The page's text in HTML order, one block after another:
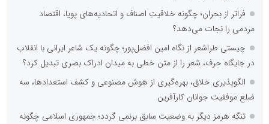
فراتر از بحران؛ چگونه خلاقیتِ اصناف و اتحادیه‌های پویا، اقتصاد
مردمی را نجات می‌دهد؟
چیستی طراشعر از نگاه امین افضل‌پور؛ چگونه یک شاعر ایرانی با انقلاب
در جایگاه حرف، شعر را از متن خطی به میدان ادراک بصری تبدیل کرد؟
الگوپذیری خلاق، بهره‌گیری از هوش مصنوعی و کشف استعدادها، سه
ضلع موفقیت جوانان کارآفرین
تنگه هرمز دیگر به وضعیت سابق برنمی گردد؛ جمهوری اسلامی چگونه